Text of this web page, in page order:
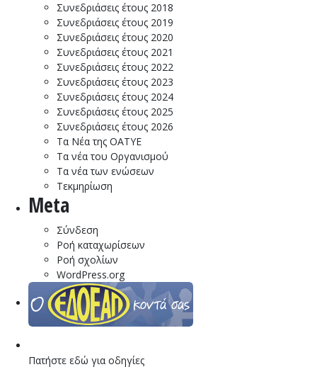
Συνεδριάσεις έτους 2018
Συνεδριάσεις έτους 2019
Συνεδριάσεις έτους 2020
Συνεδριάσεις έτους 2021
Συνεδριάσεις έτους 2022
Συνεδριάσεις έτους 2023
Συνεδριάσεις έτους 2024
Συνεδριάσεις έτους 2025
Συνεδριάσεις έτους 2026
Τα Νέα της ΟΑΤΥΕ
Τα νέα του Οργανισμού
Τα νέα των ενώσεων
Τεκμηρίωση
Meta
Σύνδεση
Ροή καταχωρίσεων
Ροή σχολίων
WordPress.org
Πατήστε εδώ για οδηγίες